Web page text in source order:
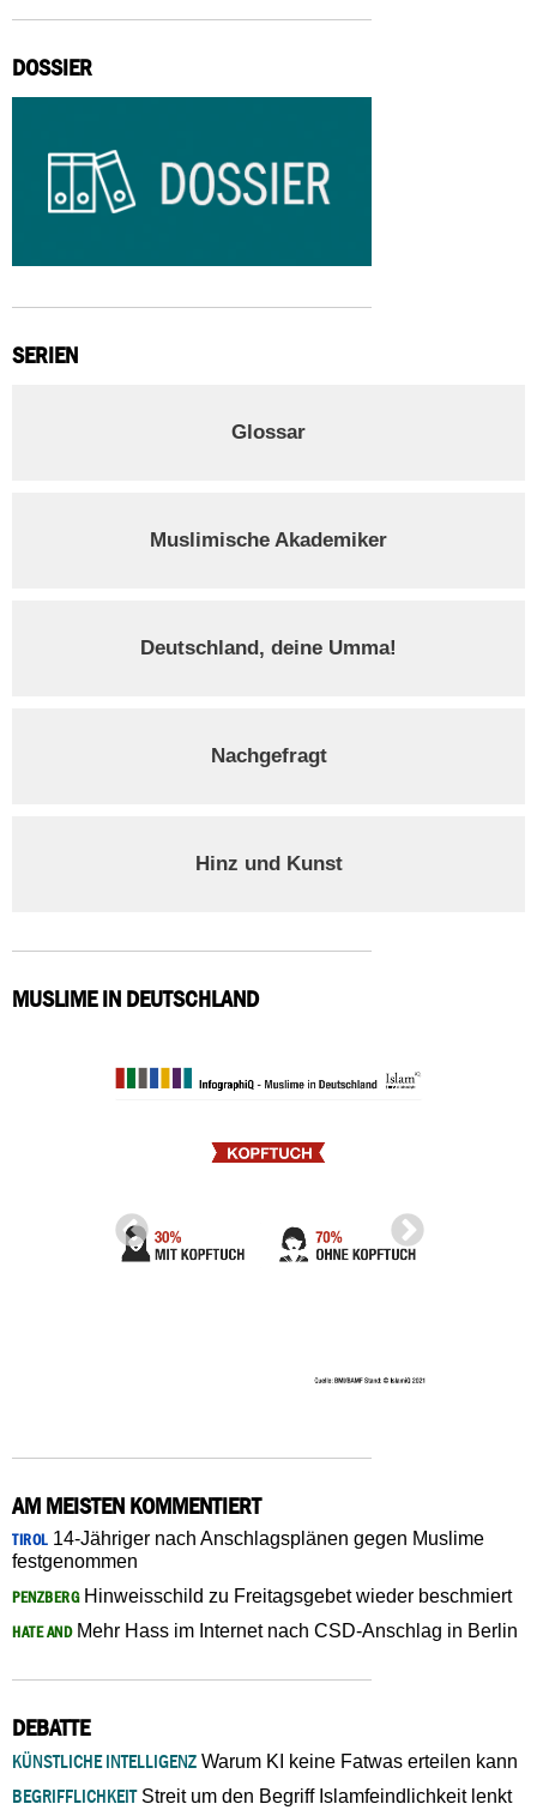
DOSSIER
SERIEN
Glossar
Muslimische Akademiker
Deutschland, deine Umma!
Nachgefragt
Hinz und Kunst
MUSLIME IN DEUTSCHLAND
AM MEISTEN KOMMENTIERT
TIROL14-Jähriger nach Anschlagsplänen gegen Muslime
festgenommen
PENZBERGHinweisschild zu Freitagsgebet wieder beschmiert
HATE ANDMehr Hass im Internet nach CSD-Anschlag in Berlin
DEBATTE
KÜNSTLICHE INTELLIGENZ Warum KI keine Fatwas erteilen kann
BEGRIFFLICHKEITStreit um den Begriff Islamfeindlichkeit lenkt